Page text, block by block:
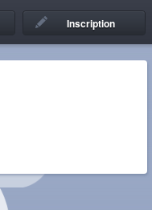
Inscription